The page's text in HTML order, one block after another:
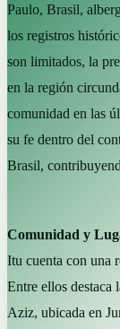
Paulo, Brasil,
los registros
son limitados, la
en la región
comunidad en las
su fe dentro del
Brasil,
Comunidad y
Itu cuenta con una
Entre ellos
Aziz, ubicada en